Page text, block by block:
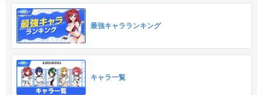
最強キャラランキング
キャラ一覧